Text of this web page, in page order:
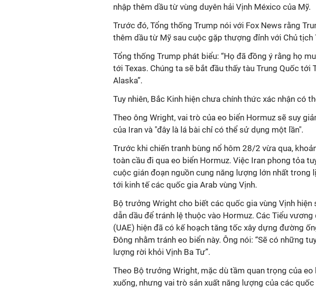
nhập thêm dầu từ vùng duyên hải Vịnh México của Mỹ.
Trước đó, Tổng thống Trump nói với Fox News rằng
thêm dầu từ Mỹ sau cuộc gặp thượng đỉnh với Chủ tịch
Tổng thống Trump phát biểu: “Họ đã đồng ý rằng họ
tới Texas. Chúng ta sẽ bắt đầu thấy tàu Trung Quốc tới
Alaska”.
Tuy nhiên, Bắc Kinh hiện chưa chính thức xác nhận có
Theo ông Wright, vai trò của eo biển Hormuz sẽ suy
của Iran và "đây là lá bài chỉ có thể sử dụng một lần".
Trước khi chiến tranh bùng nổ hôm 28/2 vừa qua,
toàn cầu đi qua eo biển Hormuz. Việc Iran phong tỏa
cuộc gián đoạn nguồn cung năng lượng lớn nhất trong
tới kinh tế các quốc gia Arab vùng Vịnh.
Bộ trưởng Wright cho biết các quốc gia vùng Vịnh hiện
dẫn dầu để tránh lệ thuộc vào Hormuz. Các Tiểu
(UAE) hiện đã có kế hoạch tăng tốc xây dựng đường
Đông nhằm tránh eo biển này. Ông nói: “Sẽ có những
lượng rời khỏi Vịnh Ba Tư”.
Theo Bộ trưởng Wright, mặc dù tầm quan trọng của eo
xuống, nhưng vai trò sản xuất năng lượng của các